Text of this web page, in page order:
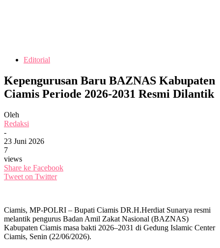
Editorial
Kepengurusan Baru BAZNAS Kabupaten
Ciamis Periode 2026-2031 Resmi Dilantik
Oleh
Redaksi
-
23 Juni 2026
7
views
Share ke Facebook
Tweet on Twitter
Ciamis, MP-POLRI – Bupati Ciamis DR.H.Herdiat Sunarya resmi
melantik pengurus Badan Amil Zakat Nasional (BAZNAS)
Kabupaten Ciamis masa bakti 2026–2031 di Gedung Islamic Center
Ciamis, Senin (22/06/2026).